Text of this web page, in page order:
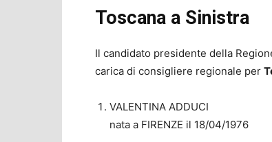
Toscana a Sinistra
Il candidato presidente della
carica di consigliere regionale per
VALENTINA ADDUCI
nata a FIRENZE il 18/04/1976